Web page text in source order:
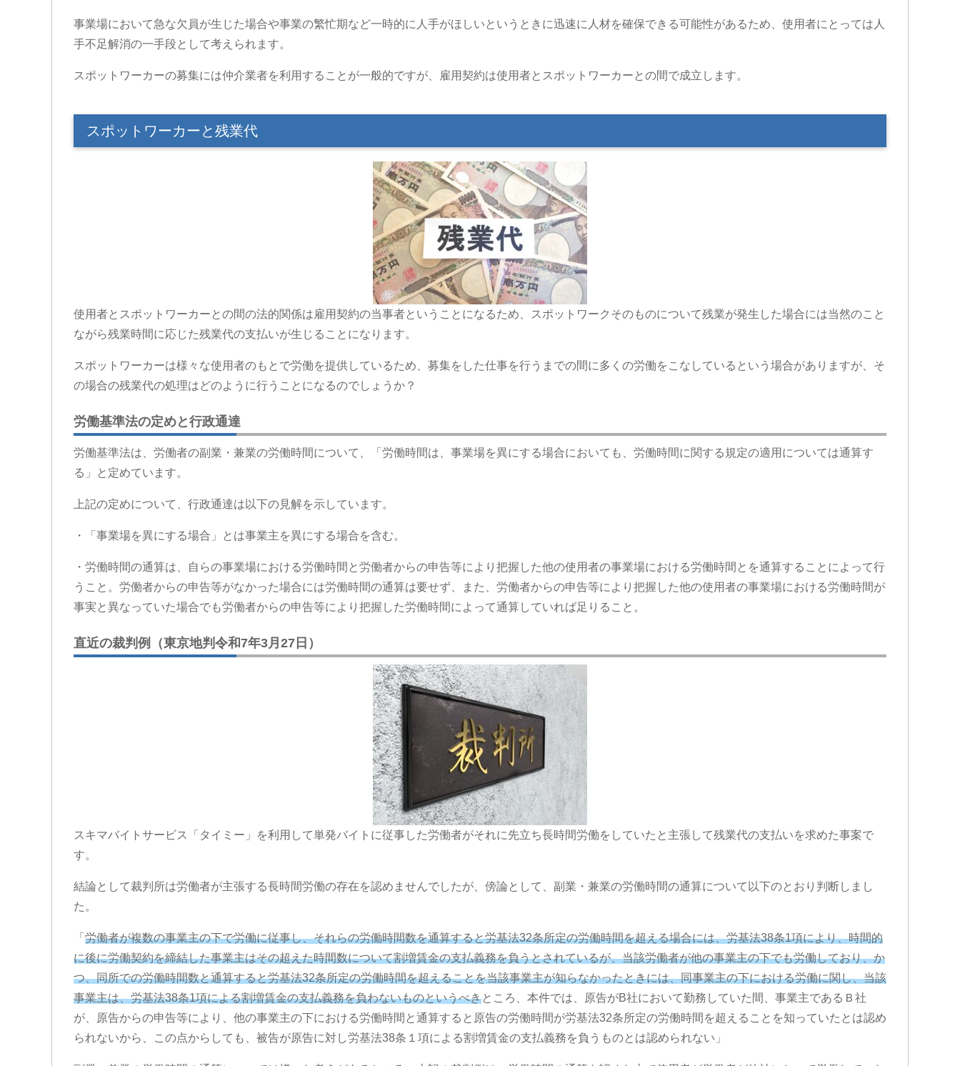
事業場において急な欠員が生じた場合や事業の繁忙期など一時的に人手がほしいというときに迅速に人材を確保できる可能性があるため、使用者にとっては人
手不足解消の一手段として考えられます。
スポットワーカーの募集には仲介業者を利用することが一般的ですが、雇用契約は使用者とスポットワーカーとの間で成立します。
スポットワーカーと残業代
使用者とスポットワーカーとの間の法的関係は雇用契約の当事者ということになるため、スポットワークそのものについて残業が発生した場合には当然のこと
ながら残業時間に応じた残業代の支払いが生じることになります。
スポットワーカーは様々な使用者のもとで労働を提供しているため、募集をした仕事を行うまでの間に多くの労働をこなしているという場合がありますが、そ
の場合の残業代の処理はどのように行うことになるのでしょうか？
労働基準法の定めと行政通達
労働基準法は、労働者の副業・兼業の労働時間について、「労働時間は、事業場を異にする場合においても、労働時間に関する規定の適用については通算す
る」と定めています。
上記の定めについて、行政通達は以下の見解を示しています。
・「事業場を異にする場合」とは事業主を異にする場合を含む。
・労働時間の通算は、自らの事業場における労働時間と労働者からの申告等により把握した他の使用者の事業場における労働時間とを通算することによって行
うこと。労働者からの申告等がなかった場合には労働時間の通算は要せず、また、労働者からの申告等により把握した他の使用者の事業場における労働時間が
事実と異なっていた場合でも労働者からの申告等により把握した労働時間によって通算していれば足りること。
直近の裁判例（東京地判令和7年3月27日）
スキマバイトサービス「タイミー」を利用して単発バイトに従事した労働者がそれに先立ち長時間労働をしていたと主張して残業代の支払いを求めた事案で
す。
結論として裁判所は労働者が主張する長時間労働の存在を認めませんでしたが、傍論として、副業・兼業の労働時間の通算について以下のとおり判断しまし
た。
「 労働者が複数の事業主の下で労働に従事し、それらの労働時間数を通算すると労基法32条所定の労働時間を超える場合には、労基法38条1項により、時間的
に後に労働契約を締結した事業主はその超えた時間数について割増賃金の支払義務を負うとされているが、当該労働者が他の事業主の下でも労働しており、か
つ、同所での労働時間数と通算すると労基法32条所定の労働時間を超えることを当該事業主が知らなかったときには、同事業主の下における労働に関し、当該
事業主は、労基法38条1項による割増賃金の支払義務を負わないものというべきところ、本件では、原告がB社において勤務していた間、事業主であるＢ社
が、原告からの申告等により、他の事業主の下における労働時間と通算すると原告の労働時間が労基法32条所定の労働時間を超えることを知っていたとは認め
られないから、この点からしても、被告が原告に対し労基法38条１項による割増賃金の支払義務を負うものとは認められない」